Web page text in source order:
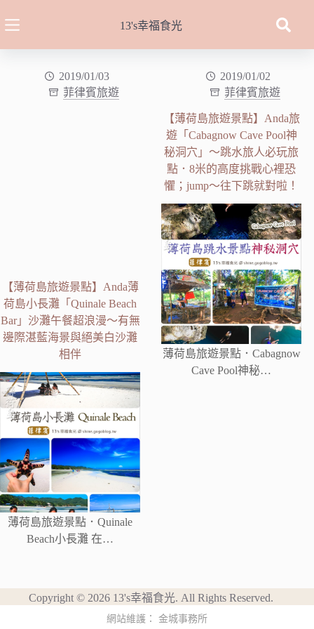
至
13's幸福食光
2019/01/03
菲律賓旅遊
【薄荷島旅遊景點】Anda薄
荷島小長灘「Quinale Beach
Bar」沙灘午餐超浪漫～有無
邊際湛藍海景與絕美白沙灘
相伴
薄荷島旅遊景點．Quinale
Beach小長灘 在…
2019/01/02
菲律賓旅遊
【薄荷島旅遊景點】Anda旅
遊「Cabagnow Cave Pool神
秘洞穴」～跳水旅人必玩旅
點．8米的高度挑戰心裡恐
懼；jump～往下跳就對啦！
薄荷島旅遊景點．Cabagnow
Cave Pool神秘…
Copyright © 2026 13's幸福食光. All Rights Reserved.
網站維護： 金城事務所